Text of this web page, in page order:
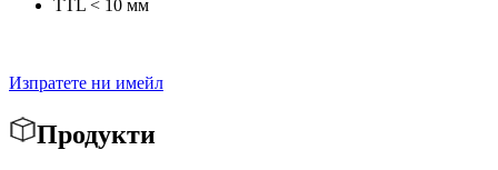
TTL < 10 мм
Изпратете ни имейл
Продукти